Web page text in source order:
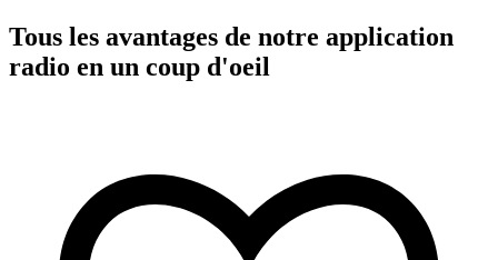
Tous les avantages de notre application
radio en un coup d'oeil